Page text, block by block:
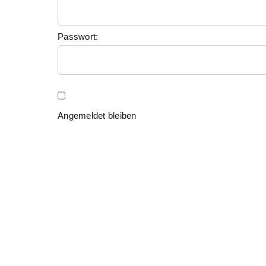
Passwort:
Angemeldet bleiben